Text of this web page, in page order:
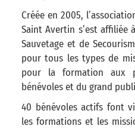
Créée en 2005,
Saint Avertin s’est affiliée
Sauvetage et de
pour tous les types de
pour la formation aux
bénévoles et du grand
40 bénévoles actifs font
les formations et les